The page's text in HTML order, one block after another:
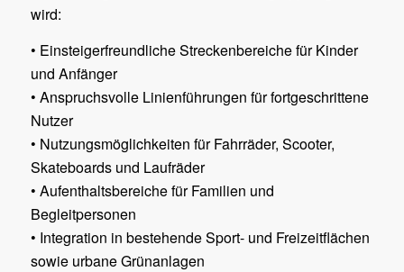
wird:
• Einsteigerfreundliche Streckenbereiche für Kinder
und Anfänger
• Anspruchsvolle Linienführungen für fortgeschrittene
Nutzer
• Nutzungsmöglichkeiten für Fahrräder, Scooter,
Skateboards und Laufräder
• Aufenthaltsbereiche für Familien und
Begleitpersonen
• Integration in bestehende Sport- und Freizeitflächen
sowie urbane Grünanlagen